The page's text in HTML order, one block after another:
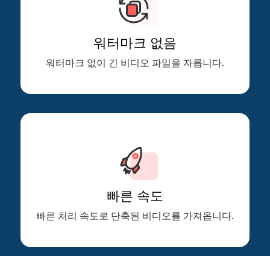
워터마크 없음
워터마크 없이 긴 비디오 파일을 자릅니다.
빠른 속도
빠른 처리 속도로 단축된 비디오를 가져옵니다.